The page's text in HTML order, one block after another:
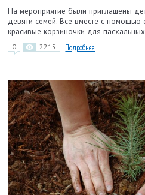
На мероприятие были приглашены
девяти семей. Все вместе с помощью
красивые корзиночки для
0 2215 Подробнее